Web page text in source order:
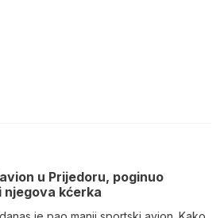
u Prijedoru, poginuo
kćerka